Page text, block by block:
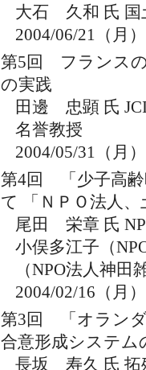
大石 久和 氏 国
2004/06/21（月）
第5回 フランス
の実践
田邊 忠顕 氏
名誉教授
2004/05/31（月）
第4回 「少子高齢
て 「ＮＰＯ法人
尾田 栄章 氏
小俣多江子（
（NPO法人神
2004/02/16（月）
第3回 「オランダ
合意形成システム
長坂 寿久 氏 拓